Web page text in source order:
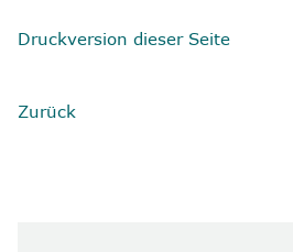
Druckversion dieser Seite
Zurück